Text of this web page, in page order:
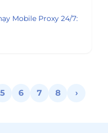
Mobile Proxy 24/7:
5 6 7 8 ›